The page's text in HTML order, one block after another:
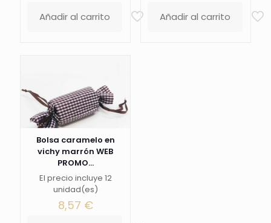
Añadir al carrito Añadir al carrito
Bolsa caramelo en
vichy marrón WEB
PROMO...
El precio incluye 12
unidad(es)
8,57 €